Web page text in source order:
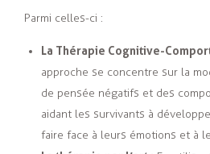
Parmi celles-ci :
La Thérapie Cognitive-
approche se concentre sur la
de pensée négatifs et des
aidant les survivants à
faire face à leurs émotions et à